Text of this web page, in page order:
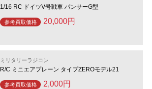
1/16 RC ドイツV号戦車 パンサーG型
参考買取価格 20,000円
ミリタリーラジコン
R/C ミニエアプレーン タイプZEROモデル21
参考買取価格 2,000円